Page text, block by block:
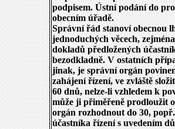
podpisem. Ústní podání do
obecním úřadě.
Správní řád stanoví obecnou
jednoduchých věcech,
dokladů předložených
bezodkladně. V ostatních
jinak, je správní orgán
zahájení řízení, ve zvláště
60 dnů, nelze-li vzhledem k
může ji přiměřeně prodloužit
orgán rozhodnout do 30,
účastníka řízení s uvedením